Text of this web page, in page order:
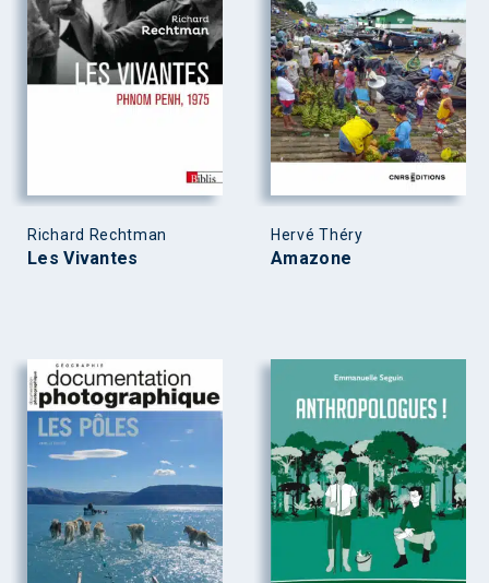
Richard Rechtman
Les Vivantes
Hervé Théry
Amazone